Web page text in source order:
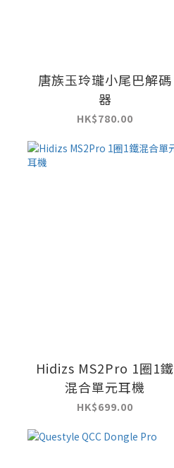
唐族玉玲瓏小尾巴解碼
器
HK$780.00
Hidizs MS2Pro 1圈1鐵
混合單元耳機
HK$699.00